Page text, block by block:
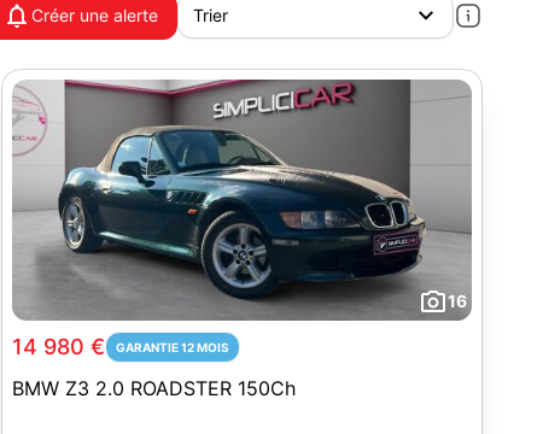
Créer une alerte
16
14 980 € GARANTIE 12 MOIS
BMW Z3 2.0 ROADSTER 150Ch